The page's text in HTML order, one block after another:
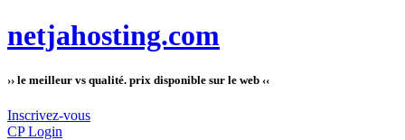
netjahosting.com
›› le meilleur vs qualité. prix disponible sur le web ‹‹
Inscrivez-vous
CP Login